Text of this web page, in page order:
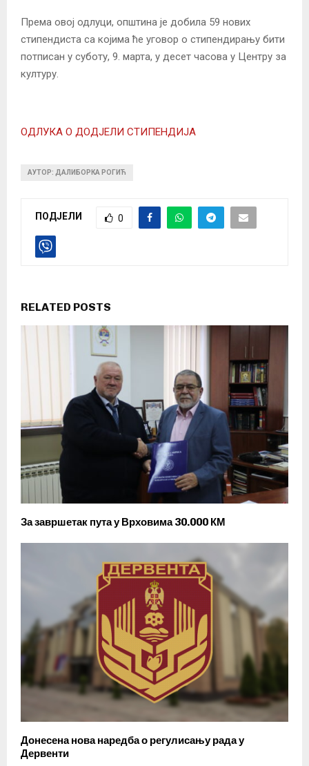
Према овој одлуци, општина је добила 59 нових
стипендиста са којима ће уговор о стипендирању бити
потписан у суботу, 9. марта, у десет часова у Центру за
културу.
ОДЛУКА О ДОДЈЕЛИ СТИПЕНДИЈА
АУТОР: ДАЛИБОРКА РОГИЋ
ПОДЈЕЛИ 0
RELATED POSTS
За завршетак пута у Врховима 30.000 КМ
Донесена нова наредба о регулисању рада у
Дервенти